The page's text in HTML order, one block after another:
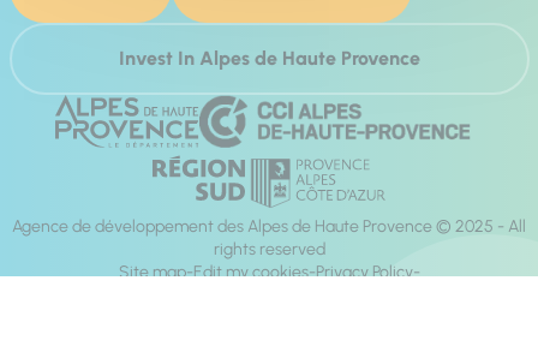
Invest In Alpes de Haute Provence
Agence de développement des Alpes de Haute Provence © 2025 - All
rights reserved
Site map Edit my cookies Privacy Policy